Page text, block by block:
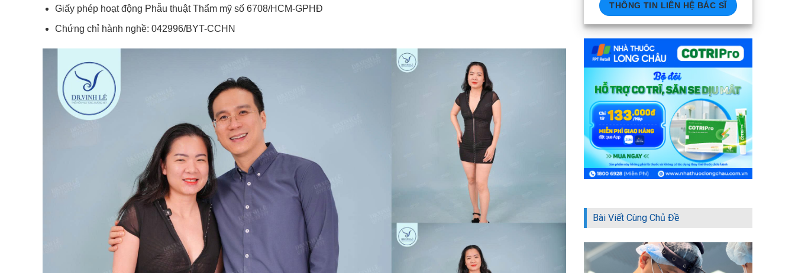
Giấy phép hoạt động Phẫu thuật Thẩm mỹ số 6708/HCM-GPHĐ
Chứng chỉ hành nghề: 042996/BYT-CCHN
THÔNG TIN LIÊN HỆ BÁC SĨ
Bài Viết Cùng Chủ Đề